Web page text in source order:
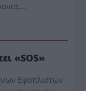
«SOS»
Εφοπλιστών